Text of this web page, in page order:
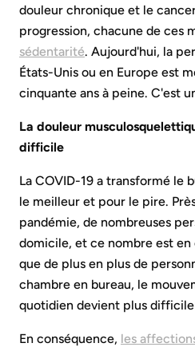
douleur chronique et le
progression, chacune de ces
sédentarité. Aujourd'hui, la
États-Unis ou en Europe est
cinquante ans à peine. C'est
La douleur
difficile
La COVID-19 a transformé
le meilleur et pour le pire.
pandémie, de nombreuses
domicile, et ce nombre est en
que de plus en plus de
chambre en bureau, le
quotidien devient plus
En conséquence, les